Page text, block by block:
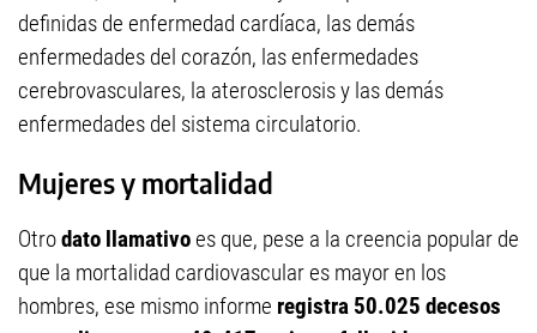
definidas de enfermedad cardíaca, las demás
enfermedades del corazón, las enfermedades
cerebrovasculares, la aterosclerosis y las demás
enfermedades del sistema circulatorio.
Mujeres y mortalidad
Otrodato llamativoes que, pese a la creencia popular de
que la mortalidad cardiovascular es mayor en los
hombres, ese mismo informe registra 50.025 decesos